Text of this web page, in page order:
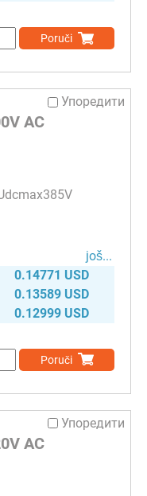
Poruči
Упоредити
AC
јоš...
0.14771 USD
0.13589 USD
0.12999 USD
Poruči
Упоредити
AC